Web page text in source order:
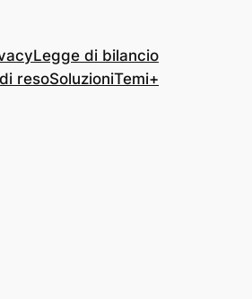
Legge di bilancio
resoSoluzioniTemi+